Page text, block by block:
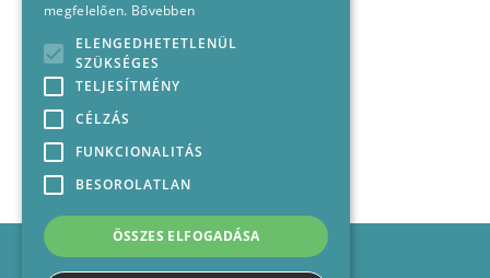
Impresszum
Médiajánlat
megfelelően. Bővebben
ELENGEDHETETLENÜL
SZÜKSÉGES
TELJESÍTMÉNY
CÉLZÁS
FUNKCIONALITÁS
BESOROLATLAN
ÖSSZES ELFOGADÁSA